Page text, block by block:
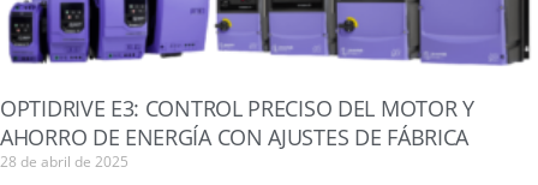
OPTIDRIVE E3: CONTROL PRECISO DEL MOTOR Y
AHORRO DE ENERGÍA CON AJUSTES DE FÁBRICA
28 de abril de 2025